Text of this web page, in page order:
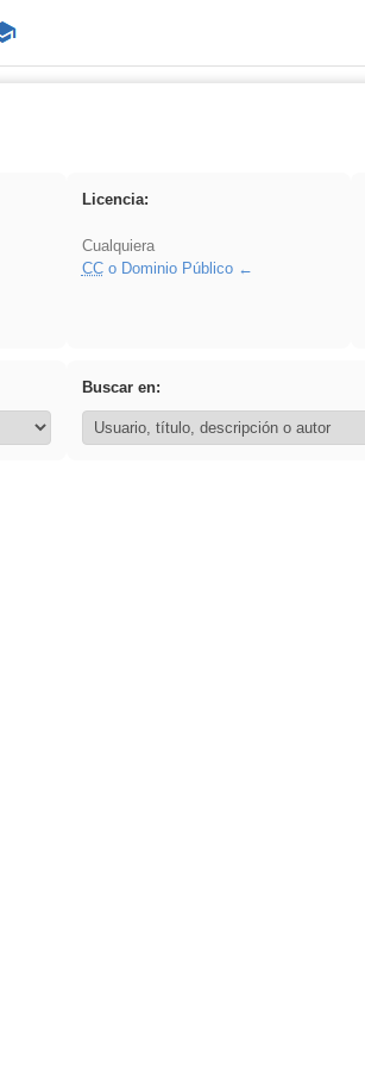
Licencia:
Cualquiera
CCo Dominio Público
Buscar en: